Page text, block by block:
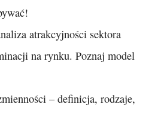
atrakcyjności sektora
na rynku. Poznaj model
– definicja, rodzaje,